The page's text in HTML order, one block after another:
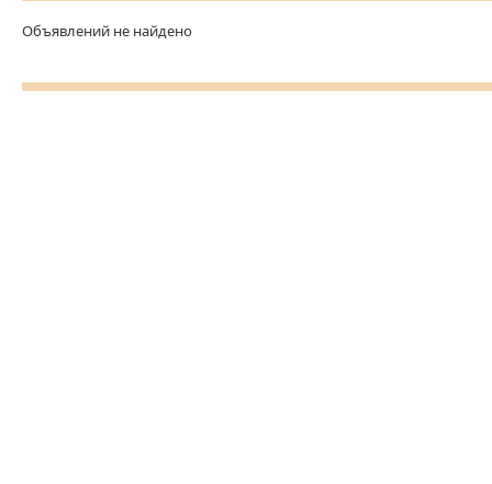
Объявлений не найдено